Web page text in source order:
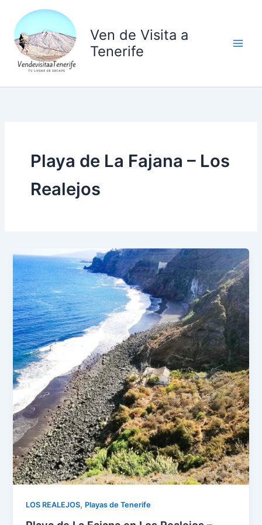
contenido
Ven de Visita a
Tenerife
Playa de La Fajana – Los
Realejos
LOS REALEJOS, Playas de Tenerife